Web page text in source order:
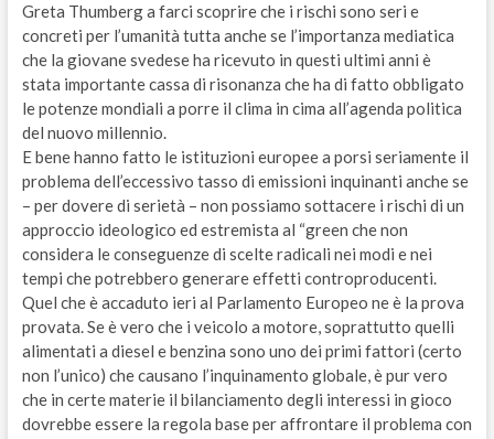
Greta Thumberg a farci scoprire che i rischi sono seri e
concreti per l’umanità tutta anche se l’importanza mediatica
che la giovane svedese ha ricevuto in questi ultimi anni è
stata importante cassa di risonanza che ha di fatto obbligato
le potenze mondiali a porre il clima in cima all’agenda politica
del nuovo millennio.
E bene hanno fatto le istituzioni europee a porsi seriamente il
problema dell’eccessivo tasso di emissioni inquinanti anche se
– per dovere di serietà – non possiamo sottacere i rischi di un
approccio ideologico ed estremista al “green che non
considera le conseguenze di scelte radicali nei modi e nei
tempi che potrebbero generare effetti controproducenti.
Quel che è accaduto ieri al Parlamento Europeo ne è la prova
provata. Se è vero che i veicolo a motore, soprattutto quelli
alimentati a diesel e benzina sono uno dei primi fattori (certo
non l’unico) che causano l’inquinamento globale, è pur vero
che in certe materie il bilanciamento degli interessi in gioco
dovrebbe essere la regola base per affrontare il problema con